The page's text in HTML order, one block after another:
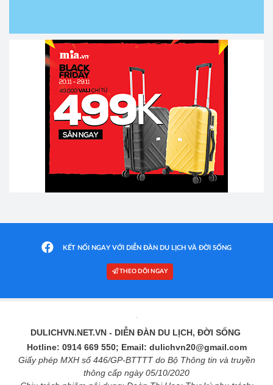
KẾT NỐI NGAY VỚI DIỄN ĐÀN DU LỊCH VÀ ĐỜI SỐNG
THEO DÕI NGAY
DULICHVN.NET.VN- DIỄN ĐÀN DU LỊCH, ĐỜI SỐNG
Hotline: 0914 669 550; Email: dulichvn20@gmail.com
Giấy phép MXH số 446/GP-BTTTT do Bộ Thông tin và truyền
thông cấp ngày 05/10/2020